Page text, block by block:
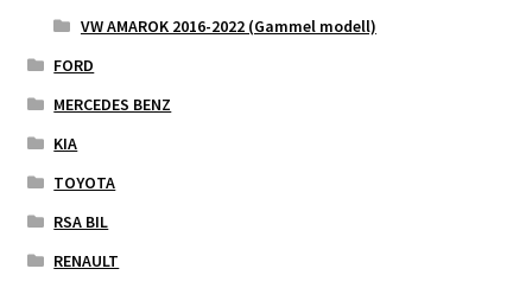
VW AMAROK 2016-2022 (Gammel modell)
FORD
MERCEDES BENZ
KIA
TOYOTA
RSA BIL
RENAULT